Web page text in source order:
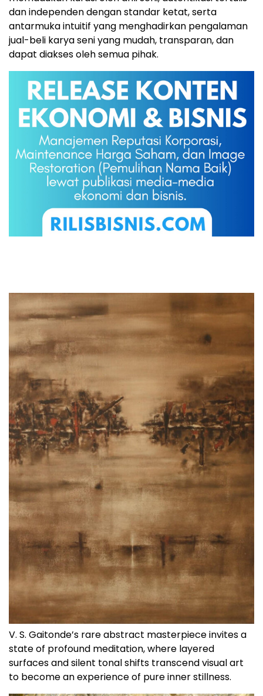
dan independen dengan standar ketat, serta
antarmuka intuitif yang menghadirkan pengalaman
jual-beli karya seni yang mudah, transparan, dan
dapat diakses oleh semua pihak.
V. S. Gaitonde’s rare abstract masterpiece invites a
state of profound meditation, where layered
surfaces and silent tonal shifts transcend visual art
to become an experience of pure inner stillness.